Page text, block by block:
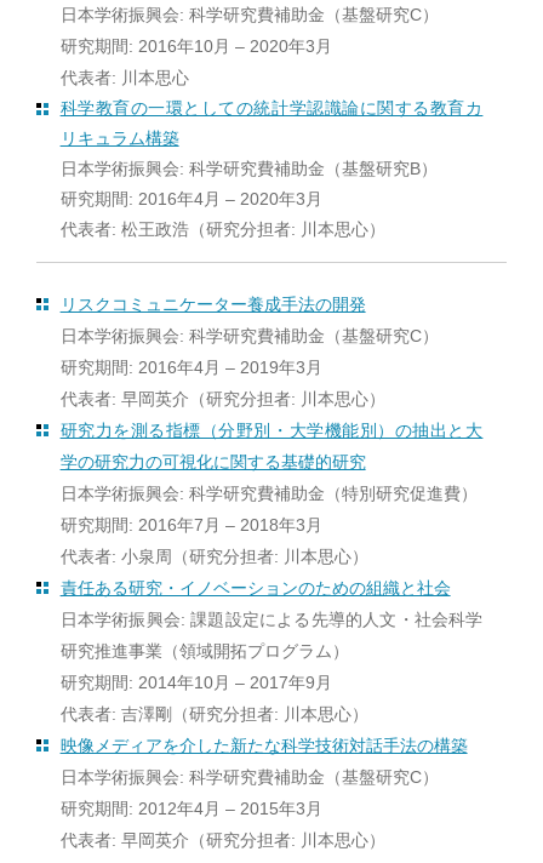
日本学術振興会: 科学研究費補助金（基盤研究C）
研究期間: 2016年10月 – 2020年3月
代表者: 川本思心
科学教育の一環としての統計学認識論に関する教育カ
リキュラム構築
日本学術振興会: 科学研究費補助金（基盤研究B）
研究期間: 2016年4月 – 2020年3月
代表者: 松王政浩（研究分担者: 川本思心）
リスクコミュニケーター養成手法の開発
日本学術振興会: 科学研究費補助金（基盤研究C）
研究期間: 2016年4月 – 2019年3月
代表者: 早岡英介（研究分担者: 川本思心）
研究力を測る指標（分野別・大学機能別）の抽出と大
学の研究力の可視化に関する基礎的研究
日本学術振興会: 科学研究費補助金（特別研究促進費）
研究期間: 2016年7月 – 2018年3月
代表者: 小泉周（研究分担者: 川本思心）
責任ある研究・イノベーションのための組織と社会
日本学術振興会: 課題設定による先導的人文・社会科学
研究推進事業（領域開拓プログラム）
研究期間: 2014年10月 – 2017年9月
代表者: 吉澤剛（研究分担者: 川本思心）
映像メディアを介した新たな科学技術対話手法の構築
日本学術振興会: 科学研究費補助金（基盤研究C）
研究期間: 2012年4月 – 2015年3月
代表者: 早岡英介（研究分担者: 川本思心）